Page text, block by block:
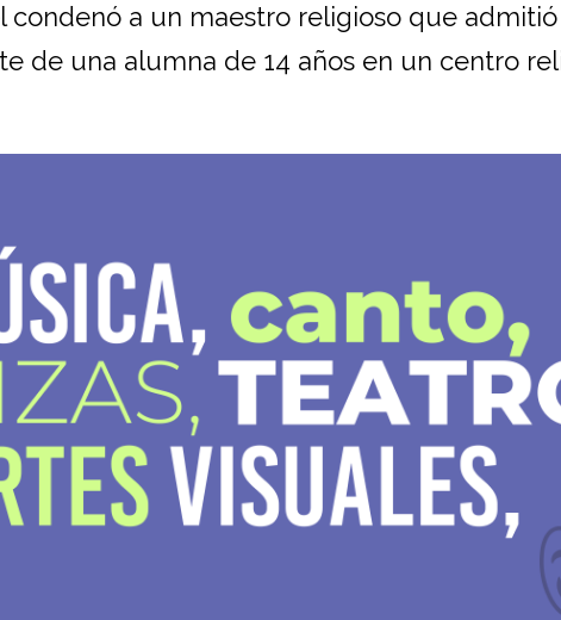
condenó a un maestro religioso que
de una alumna de 14 años en un centro